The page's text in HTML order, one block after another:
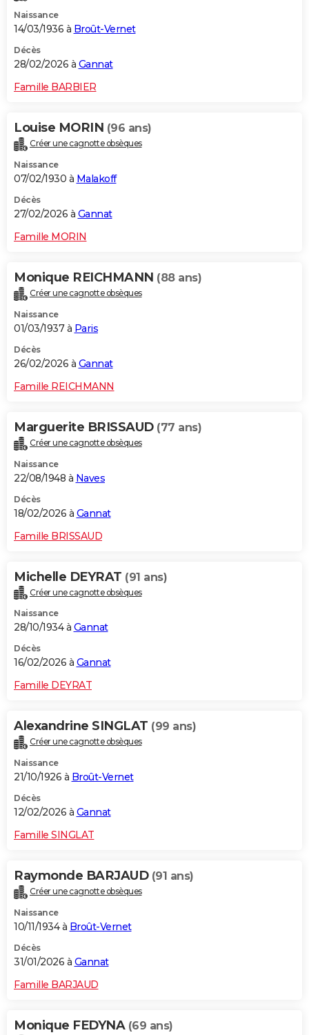
Naissance
14/03/1936 à Broût-Vernet
Décès
28/02/2026 à Gannat
Famille BARBIER
Louise MORIN (96 ans)
Créer une cagnotte obsèques
Naissance
07/02/1930 à Malakoff
Décès
27/02/2026 à Gannat
Famille MORIN
Monique REICHMANN (88 ans)
Créer une cagnotte obsèques
Naissance
01/03/1937 à Paris
Décès
26/02/2026 à Gannat
Famille REICHMANN
Marguerite BRISSAUD (77 ans)
Créer une cagnotte obsèques
Naissance
22/08/1948 à Naves
Décès
18/02/2026 à Gannat
Famille BRISSAUD
Michelle DEYRAT (91 ans)
Créer une cagnotte obsèques
Naissance
28/10/1934 à Gannat
Décès
16/02/2026 à Gannat
Famille DEYRAT
Alexandrine SINGLAT (99 ans)
Créer une cagnotte obsèques
Naissance
21/10/1926 à Broût-Vernet
Décès
12/02/2026 à Gannat
Famille SINGLAT
Raymonde BARJAUD (91 ans)
Créer une cagnotte obsèques
Naissance
10/11/1934 à Broût-Vernet
Décès
31/01/2026 à Gannat
Famille BARJAUD
Monique FEDYNA (69 ans)